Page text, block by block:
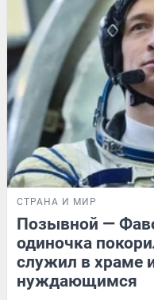
СТРАНА И МИР
Позывной —
одиночка
служил в храме
нуждающимся